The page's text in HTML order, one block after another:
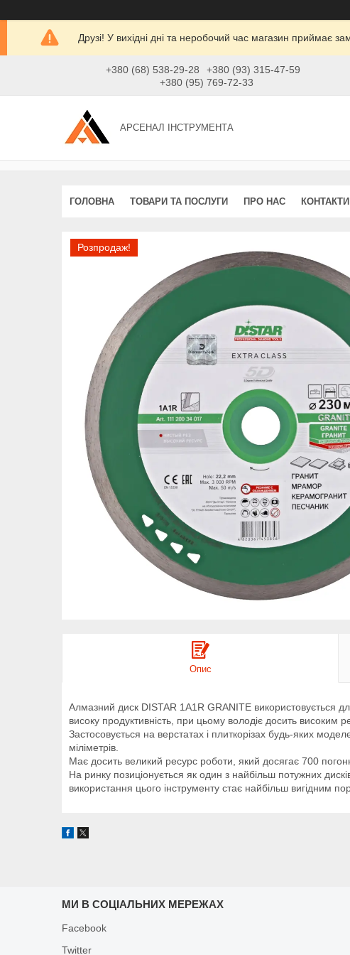
Друзі! У вихідні дні та неробочий час магазин приймає
+380 (68) 538-29-28
+380 (93) 315-47-59
+380 (95) 769-72-33
АРСЕНАЛ ІНСТРУМЕНТА
ГОЛОВНА ТОВАРИ ТА ПОСЛУГИ ПРО НАС КОНТАКТИ
Розпродаж!
Опис
Алмазний диск DISTAR 1A1R GRANITE використовується
високу продуктивність, при цьому володіє досить високим
Застосовується на верстатах і плиткорізах будь-яких
міліметрів.
Має досить великий ресурс роботи, який досягає 700
На ринку позиціонується як один з найбільш потужних
використання цього інструменту стає найбільш вигідним
МИ В СОЦІАЛЬНИХ МЕРЕЖАХ
Facebook
Twitter